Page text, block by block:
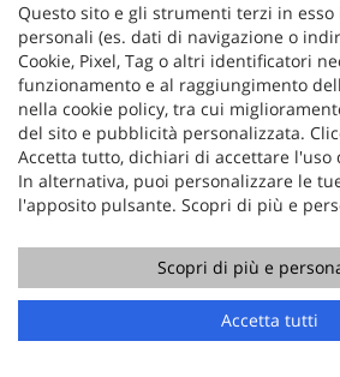
€ 17.350
PEUGEOT
2008 PureTech 100 S&S Allure
Questo sito e gli strumenti terzi in
personali (es. dati di navigazione o
Cookie, Pixel, Tag o altri identificatori
funzionamento e al raggiungimento
nella cookie policy, tra cui
del sito e pubblicità personalizzata.
Accetta tutto, dichiari di accettare l'uso
In alternativa, puoi personalizzare le
l'apposito pulsante. Scopri di più e
Scopri di più e
Accetta tutti